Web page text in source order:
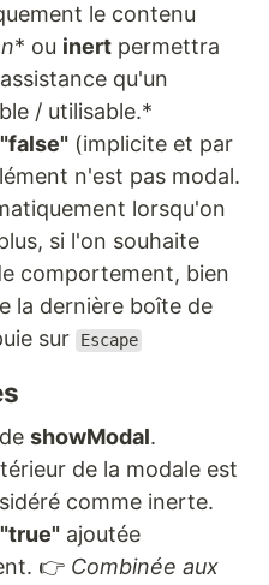
le contenu
* ou inert permettra
qu'un
/ utilisable.*
(implicite et par
n'est pas modal.
lorsqu'on
si l'on souhaite
comportement, bien
la dernière boîte de
sur
Escape
showModal.
de la modale est
comme inerte.
ajoutée
👉 Combinée aux